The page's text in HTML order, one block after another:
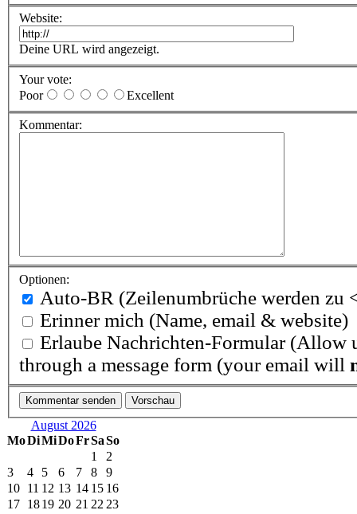
Website:
Deine URL wird angezeigt.
Your vote:
Poor
Excellent
Kommentar:
Optionen:
Auto-BR (Zeilenumbrüche werden zu
Erinner mich (Name, email & website)
Erlaube Nachrichten-Formular (Allow
through a message form (your email will
August 2026
MoDiMiDoFrSaSo
1
2
3
4 5 6 7 8
9
10 11 12 13 14 15 16
17 1819 20 21 22 23